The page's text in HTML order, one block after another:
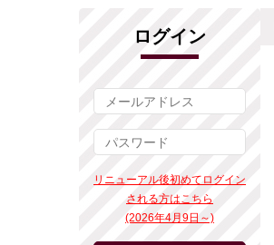
ログイン
リニューアル後初めてログイン
される方はこちら
(2026年4月9日～)